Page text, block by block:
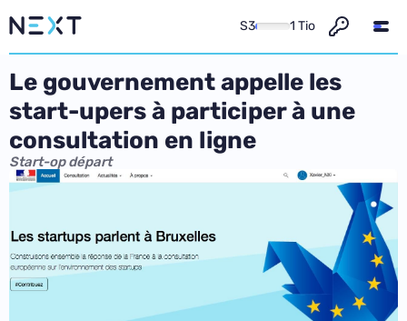
S3 1 Tio
Le gouvernement appelle les
start-upers à participer à une
consultation en ligne
Start-op départ